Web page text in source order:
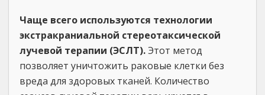
Чаще всего используются технологии
экстракраниальной стереотаксической
лучевой терапии (ЭСЛТ).Этот метод
позволяет уничтожить раковые клетки без
вреда для здоровых тканей. Количество